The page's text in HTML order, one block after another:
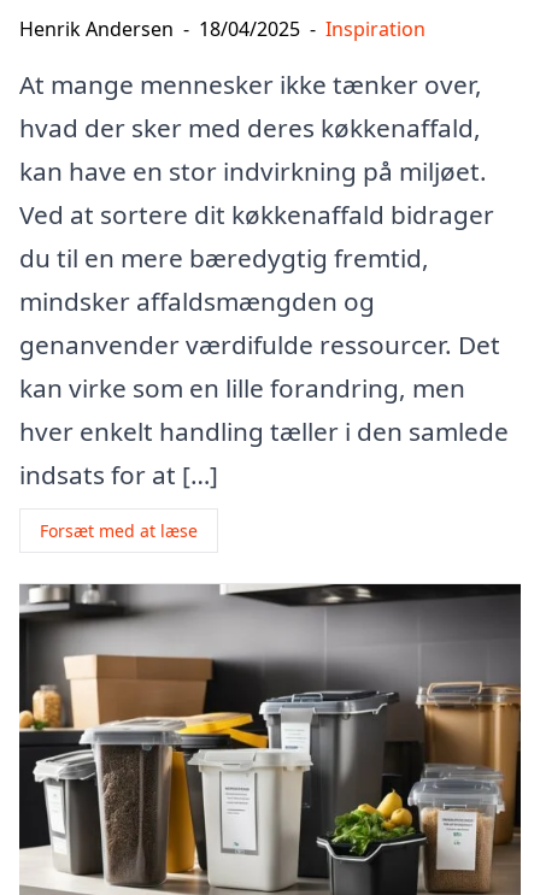
Henrik Andersen - 18/04/2025 - Inspiration
At mange mennesker ikke tænker over,
hvad der sker med deres køkkenaffald,
kan have en stor indvirkning på miljøet.
Ved at sortere dit køkkenaffald bidrager
du til en mere bæredygtig fremtid,
mindsker affaldsmængden og
genanvender værdifulde ressourcer. Det
kan virke som en lille forandring, men
hver enkelt handling tæller i den samlede
indsats for at […]
Forsæt med at læse